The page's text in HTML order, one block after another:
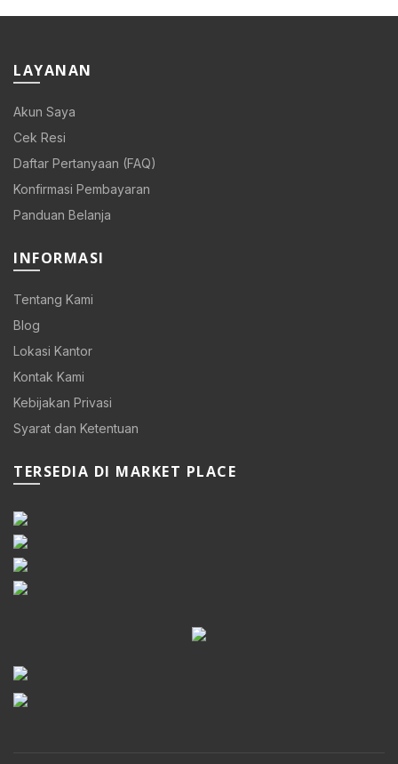
LAYANAN
Akun Saya
Cek Resi
Daftar Pertanyaan (FAQ)
Konfirmasi Pembayaran
Panduan Belanja
INFORMASI
Tentang Kami
Blog
Lokasi Kantor
Kontak Kami
Kebijakan Privasi
Syarat dan Ketentuan
TERSEDIA DI MARKET PLACE